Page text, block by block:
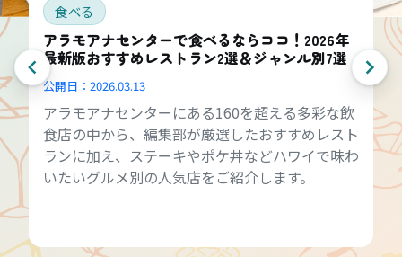
食べる
アラモアナセンターで食べるならココ！2026年
最新版おすすめレストラン2選＆ジャンル別7選
公開日： 2026.03.13
アラモアナセンターにある160を超える多彩な飲
食店の中から、編集部が厳選したおすすめレスト
ランに加え、ステーキやポケ丼などハワイで味わ
いたいグルメ別の人気店をご紹介します。